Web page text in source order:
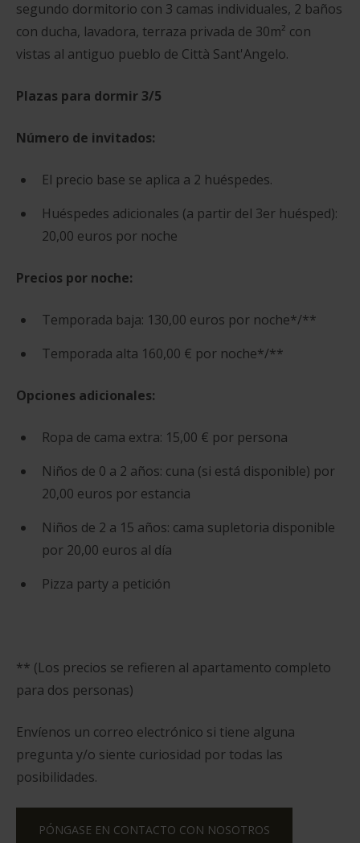
segundo dormitorio con 3 camas individuales, 2 baños
con ducha, lavadora, terraza privada de 30m² con
vistas al antiguo pueblo de Città Sant'Angelo.
Plazas para dormir 3/5
Número de invitados:
El precio base se aplica a 2 huéspedes.
Huéspedes adicionales (a partir del 3er huésped):
20,00 euros por noche
Precios por noche:
Temporada baja: 130,00 euros por noche*/**
Temporada alta 160,00 € por noche*/**
Opciones adicionales:
Ropa de cama extra: 15,00 € por persona
Niños de 0 a 2 años: cuna (si está disponible) por
20,00 euros por estancia
Niños de 2 a 15 años: cama supletoria disponible
por 20,00 euros al día
Pizza party a petición
** (Los precios se refieren al apartamento completo
para dos personas)
Envíenos un correo electrónico si tiene alguna
pregunta y/o siente curiosidad por todas las
posibilidades.
PÓNGASE EN CONTACTO CON NOSOTROS